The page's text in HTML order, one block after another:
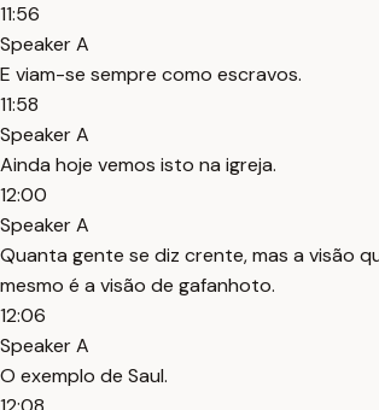
11:56
Speaker A
E viam-se sempre como escravos.
11:58
Speaker A
Ainda hoje vemos isto na igreja.
12:00
Speaker A
Quanta gente se diz crente, mas a visão
mesmo é a visão de gafanhoto.
12:06
Speaker A
O exemplo de Saul.